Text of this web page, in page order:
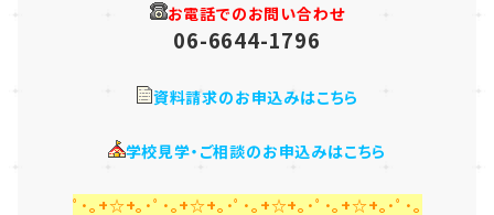
お電話でのお問い合わせ
06-6644-1796
資料請求のお申込みはこちら
学校見学・ご相談のお申込みはこちら
ﾟ･｡+☆+｡･ﾟ･｡+☆+｡･ﾟ･｡+☆+｡･ﾟ･｡+☆+｡･ﾟ･｡